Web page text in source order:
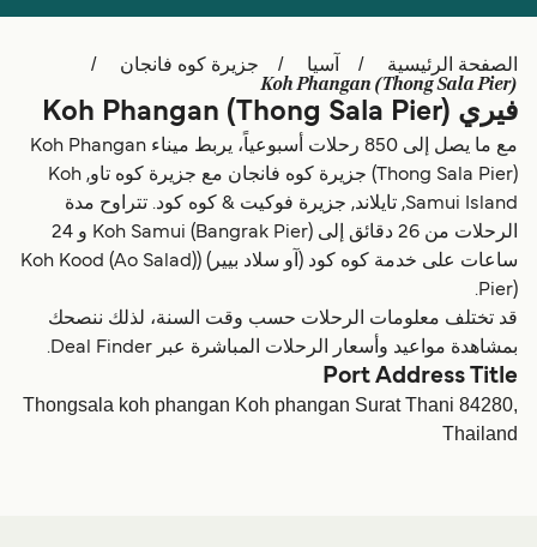
Norge
Україна
Indonesia
Maroc (FR)
الصفحة الرئيسية آسيا جزيرة كوه فانجان
Koh Phangan (Thong Sala Pier)
فيري Koh Phangan (Thong Sala Pier)
مع ما يصل إلى 850 رحلات أسبوعياً، يربط ميناء Koh Phangan
(Thong Sala Pier) جزيرة كوه فانجان مع جزيرة كوه تاو, Koh
Samui Island, تايلاند, جزيرة فوكيت & كوه كود. تتراوح مدة
الرحلات من 26 دقائق إلى Koh Samui (Bangrak Pier) و 24
ساعات على خدمة كوه كود (آو سلاد بيير) ((Koh Kood (Ao Salad
Pier).
قد تختلف معلومات الرحلات حسب وقت السنة، لذلك ننصحك
بمشاهدة مواعيد وأسعار الرحلات المباشرة عبر Deal Finder.
Port Address Title
Thongsala koh phangan Koh phangan Surat Thani 84280,
Thailand